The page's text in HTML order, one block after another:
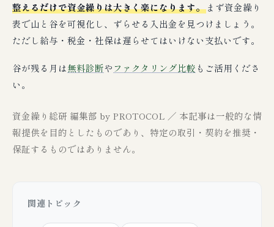
整えるだけで資金繰りは大きく楽になります。 まず資金繰り
表で山と谷を可視化し、ずらせる入出金を見つけましょう。
ただし給与・税金・社保は遅らせてはいけない支払いです。
谷が残る月は無料診断や ファクタリング比較 もご活用くださ
い。
資金繰り総研 編集部 by PROTOCOL ／ 本記事は一般的な情
報提供を目的としたものであり、特定の取引・契約を推奨・
保証するものではありません。
関連トピック